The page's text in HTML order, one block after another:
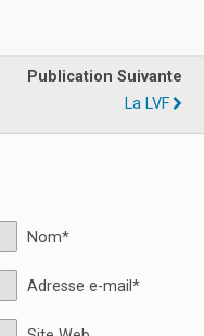
Publication Suivante
La LVF
Nom*
Adresse e-mail*